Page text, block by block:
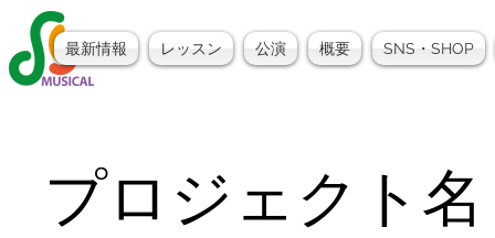
最新情報 レッスン 公演 概要 SNS・SHOP
プロジェクト名